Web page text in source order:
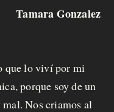
Tamara Gonzalez
que lo viví por mi
porque soy de un
Nos criamos al